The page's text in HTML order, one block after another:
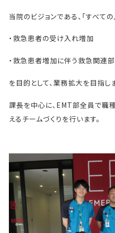
当院のビジョンである、「すべて
・救急患者の受け入れ増加
・救急患者増加に伴う救急関連
を目的として、業務拡大を目指し
課長を中心に、EMT部全員で職
えるチームづくりを行います。